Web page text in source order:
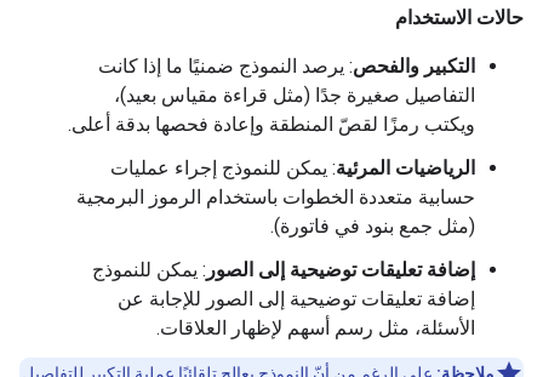
حالات الاستخدام
التكبير والفحص: يرصد النموذج ضمنيًا ما إذا كانت
التفاصيل صغيرة جدًا (مثل قراءة مقياس بعيد)،
ويكتب رمزًا لقصّ المنطقة وإعادة فحصها بدقة أعلى.
الرياضيات المرئية: يمكن للنموذج إجراء عمليات
حسابية متعددة الخطوات باستخدام الرموز البرمجية
(مثل جمع بنود في فاتورة).
إضافة تعليقات توضيحية إلى الصور : يمكن للنموذج
إضافة تعليقات توضيحية إلى الصور للإجابة عن
الأسئلة، مثل رسم أسهم لإظهار العلاقات.